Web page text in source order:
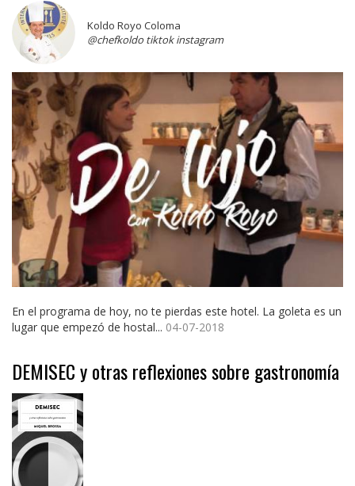
Koldo Royo Coloma
@chefkoldo tiktok instagram
En el programa de hoy, no te pierdas este hotel. La goleta es un
lugar que empezó de hostal... 04-07-2018
DEMISEC y otras reflexiones sobre gastronomía